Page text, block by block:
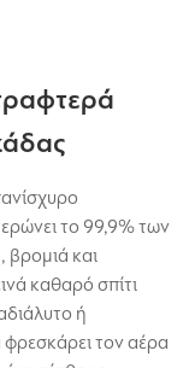
το 99,9% των
βρoμιά και
καθαρό σπίτι
ή
τον αέρα